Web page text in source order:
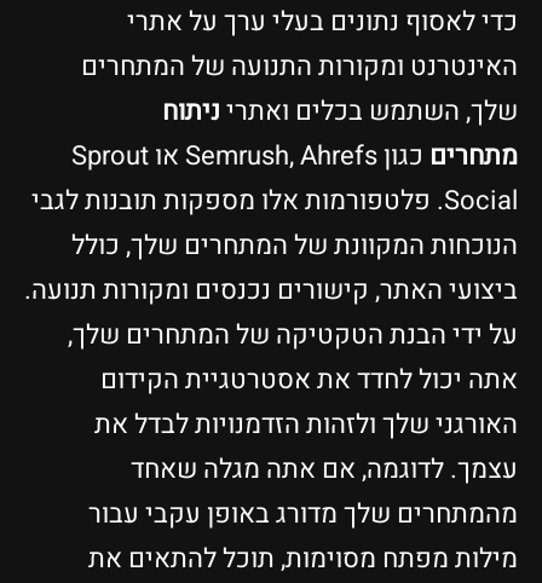
כדי לאסוף נתונים בעלי ערך על אתרי
האינטרנט ומקורות התנועה של המתחרים
שלך, השתמש בכלים ואתריניתוח
מתחרים
כגון Semrush, Ahrefs או Sprout
Social. פלטפורמות אלו מספקות תובנות לגבי
הנוכחות המקוונת של המתחרים שלך, כולל
ביצועי האתר, קישורים נכנסים ומקורות תנועה.
על ידי הבנת הטקטיקה של המתחרים שלך,
אתה יכול לחדד את אסטרטגיית הקידום
האורגני שלך ולזהות הזדמנויות לבדל את
עצמך. לדוגמה, אם אתה מגלה שאחד
מהמתחרים שלך מדורג באופן עקבי עבור
מילות מפתח מסוימות, תוכל להתאים את